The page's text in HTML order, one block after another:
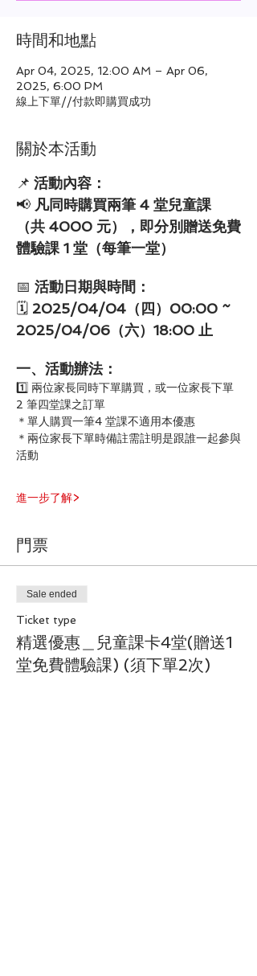
時間和地點
Apr 04, 2025, 12:00 AM – Apr 06,
2025, 6:00 PM
線上下單//付款即購買成功
關於本活動
📌 活動內容：
📢 凡同時購買兩筆 4 堂兒童課
（共 4000 元），即分別贈送免費
體驗課 1 堂（每筆一堂）
📅 活動日期與時間：
🗓 2025/04/04（四）00:00 ~
2025/04/06（六）18:00 止
一、活動辦法：
1️⃣ 兩位家長同時下單購買，或一位家長下單
2 筆四堂課之訂單
＊單人購買一筆4 堂課不適用本優惠
＊兩位家長下單時備註需註明是跟誰一起參與
活動
進一步了解>
門票
Sale ended
Ticket type
精選優惠＿兒童課卡4堂(贈送1
堂免費體驗課) (須下單2次)